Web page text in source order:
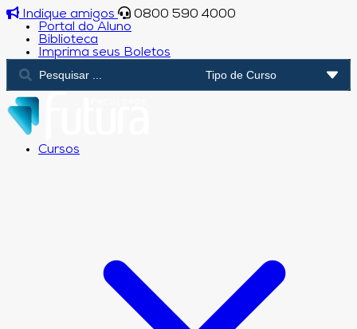
Indique amigos
0800 590 4000
Portal do Aluno
Biblioteca
Imprima seus Boletos
Cursos